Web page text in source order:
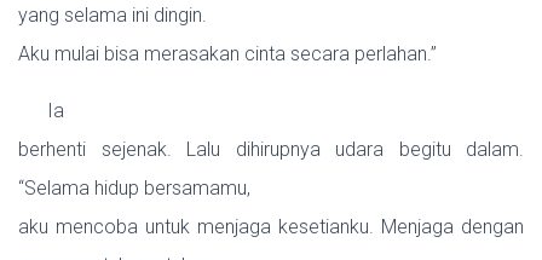
yang selama ini dingin.
Aku mulai bisa merasakan cinta secara perlahan.”
Ia
berhenti sejenak. Lalu dihirupnya udara begitu dalam.
“Selama hidup bersamamu,
aku mencoba untuk menjaga kesetianku. Menjaga dengan